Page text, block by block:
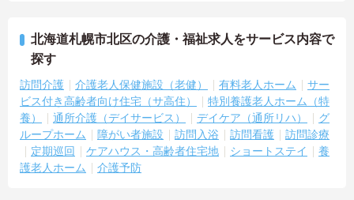
北海道札幌市北区の介護・福祉求人をサービス内容で
探す
訪問介護 介護老人保健施設（老健） 有料老人ホーム
サー
ビス付き高齢者向け住宅（サ高住）
特別養護老人ホーム（特
養）
通所介護（デイサービス） デイケア（通所リハ）
グ
ループホーム
障がい者施設 訪問入浴 訪問看護
訪問診療
定期巡回
ケアハウス・高齢者住宅地 ショートステイ
養
護老人ホーム
介護予防